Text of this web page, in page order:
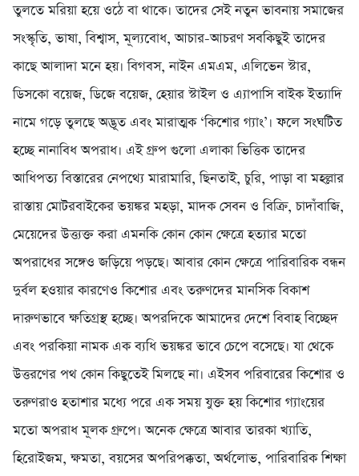
তুলতে মরিয়া হয়ে ওঠে বা থাকে। তাদের সেই নতুন ভাবনায় সমাজের
সংস্কৃতি, ভাষা, বিশ্বাস, মূল্যবোধ, আচার-আচরণ সবকিছুই তাদের
কাছে আলাদা মনে হয়। বিগবস, নাইন এমএম, এলিভেন স্টার,
ডিসকো বয়েজ, ডিজে বয়েজ, হেয়ার স্টাইল ও এ্যাপাসি বাইক ইত্যাদি
নামে গড়ে তুলছে অদ্ভূত এবং মারাত্মক ‘কিশোর গ্যাং’। ফলে সংঘটিত
হচ্ছে নানাবিধ অপরাধ। এই গ্রুপ গুলো এলাকা ভিত্তিক তাদের
আধিপত্য বিস্তারের নেপথ্যে মারামারি, ছিনতাই, চুরি, পাড়া বা মহল্লার
রাস্তায় মোটরবাইকের ভয়ঙ্কর মহড়া, মাদক সেবন ও বিক্রি, চাদাঁবাজি,
মেয়েদের উত্ত্যক্ত করা এমনকি কোন কোন ক্ষেত্রে হত্যার মতো
অপরাধের সঙ্গেও জড়িয়ে পড়ছে। আবার কোন ক্ষেত্রে পারিবারিক বন্ধন
দুর্বল হওয়ার কারণেও কিশোর এবং তরুণদের মানসিক বিকাশ
দারুণভাবে ক্ষতিগ্রস্থ হচ্ছে। অপরদিকে আমাদের দেশে বিবাহ বিচ্ছেদ
এবং পরকিয়া নামক এক ব্যধি ভয়ঙ্কর ভাবে চেপে বসেছে। যা থেকে
উত্তরণের পথ কোন কিছুতেই মিলছে না। এইসব পরিবারের কিশোর ও
তরুণরাও হতাশার মধ্যে পরে এক সময় যুক্ত হয় কিশোর গ্যাংয়ের
মতো অপরাধ মূলক গ্রুপে। অনেক ক্ষেত্রে আবার তারকা খ্যাতি,
হিরোইজম, ক্ষমতা, বয়সের অপরিপক্কতা, অর্থলোভ, পারিবারিক শিক্ষা